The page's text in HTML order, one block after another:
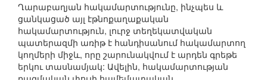
Ղարաբաղյան հակամարտությունը, ինչպես և
ցանկացած այլ էթնոքաղաքական
հակամարտություն, լուրջ տեղեկատվական
պատերազմի առիթ է հանդիսանում հակամարտող
կողմերի միջև, որը շարունակվում է արդեն գրեթե
երկու տասնամյակ: Ավելին, հակամարտության